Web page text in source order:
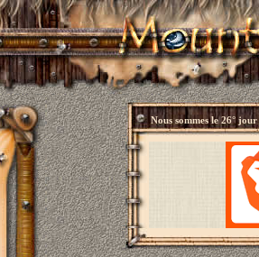
Nous sommes le26° jour